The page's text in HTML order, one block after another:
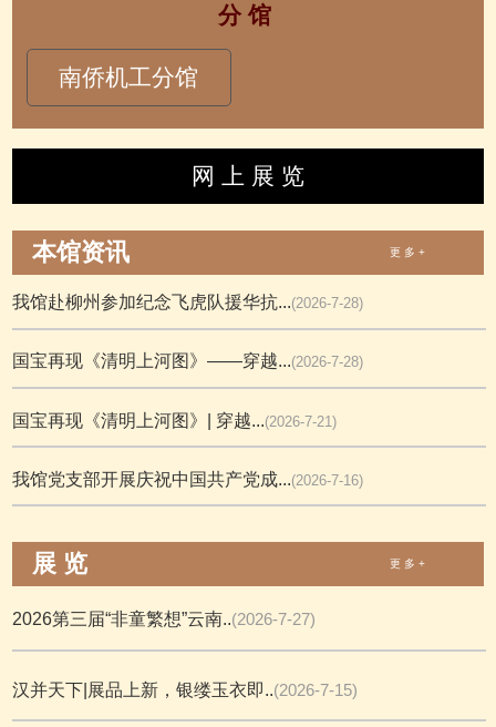
分 馆
南侨机工分馆
网 上 展 览
本馆资讯 更 多 +
我馆赴柳州参加纪念飞虎队援华抗...(2026-7-28)
国宝再现《清明上河图》——穿越...(2026-7-28)
国宝再现《清明上河图》| 穿越...(2026-7-21)
我馆党支部开展庆祝中国共产党成...(2026-7-16)
展 览 更 多 +
2026第三届“非童繁想”云南..(2026-7-27)
汉并天下|展品上新，银缕玉衣即..(2026-7-15)